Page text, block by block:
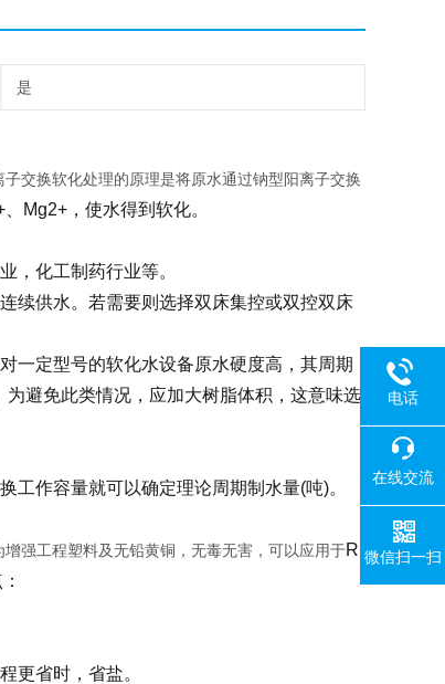
是
交换软化处理的原理是将原水通过钠型阳离子交换
Mg2+，使水得到软化。
，化工制药行业等。
续供水。若需要则选择双床集控或双控双床
一定型号的软化水设备原水硬度高，其周期
避免此类情况，应加大树脂体积，这意味选
工作容量就可以确定理论周期制水量(吨)。
强工程塑料及无铅黄铜，无毒无害，可以应用于R
更省时，省盐。
电话
在线交流
微信扫一扫